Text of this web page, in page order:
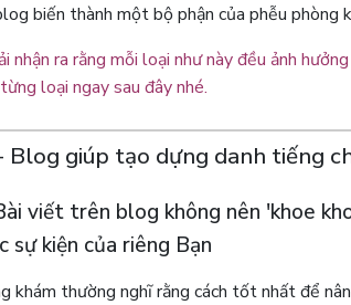
biến thành một bộ phận của phễu phòng
nhận ra rằng mỗi loại như này đều ảnh
loại ngay sau đây nhé.
giúp tạo dựng danh tiếng
viết trên blog không nên 'khoe
sự kiện của riêng Bạn
khám thường nghĩ rằng cách tốt nhất để